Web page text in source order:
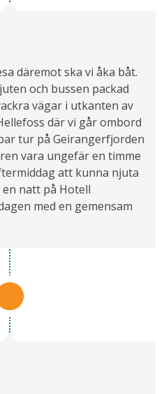
däremot ska vi åka båt.
och bussen packad
vägar i utkanten av
där vi går ombord
tur på Geirangerfjorden
vara ungefär en timme
att kunna njuta
natt på Hotell
med en gemensam